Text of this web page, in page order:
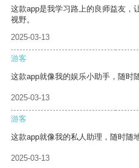
这款app是我学习路上的良师益友，
视野。
2025-03-13
游客
这款app就像我的娱乐小助手，随时
2025-03-13
游客
这款app就像我的私人助理，随时随
2025-03-13